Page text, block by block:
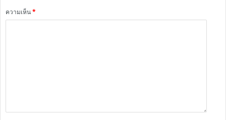
ความเห็น*